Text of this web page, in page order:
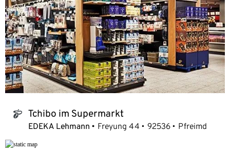
tchibo_logo Tchibo im Supermarkt
EDEKA Lehmann Freyung 44 92536 Pfreimd